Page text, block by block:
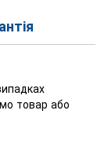
товар або